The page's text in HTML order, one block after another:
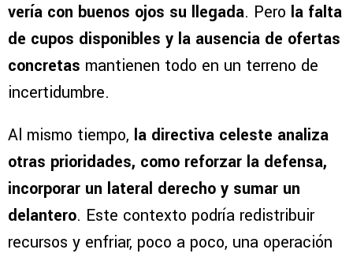
vería con buenos ojos su llegada. Pero la falta
de cupos disponibles y la ausencia de ofertas
concretas mantienen todo en un terreno de
incertidumbre.
Al mismo tiempo, la directiva celeste analiza
otras prioridades, como reforzar la defensa,
incorporar un lateral derecho y sumar un
delantero. Este contexto podría redistribuir
recursos y enfriar, poco a poco, una operación